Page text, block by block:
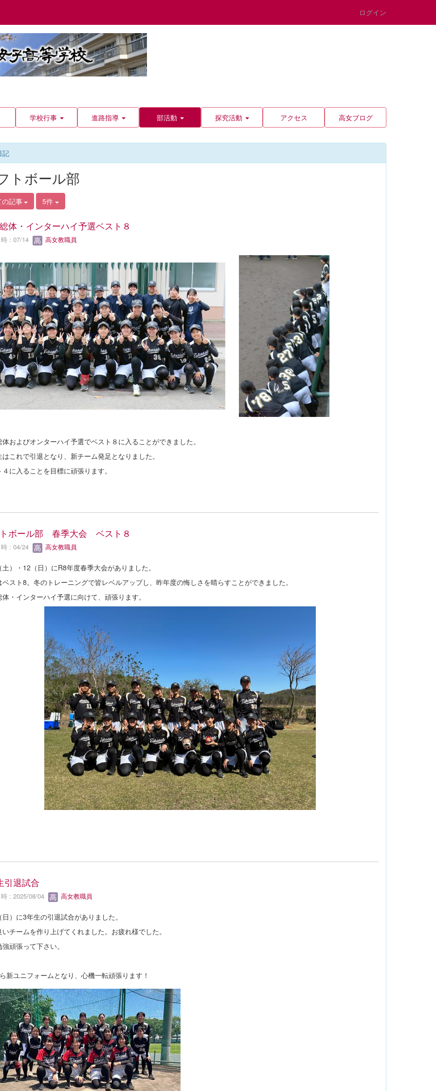
ログイン
学校行事 進路指導 部活動 探究活動 アクセス 高女ブログ
記
トボール部
記事 5件
体・インターハイ予選ベスト８
: 07/14 高女教職員
およびオンターハイ予選でベスト８に入ることができました。
これで引退となり、新チーム発足となりました。
に入ることを目標に頑張ります。
ボール部 春季大会 ベスト８
: 04/24 高女教職員
）・12（日）にR8年度春季大会がありました。
スト8。冬のトレーニングで皆レベルアップし、昨年度の悔しさを晴らすことができました。
・インターハイ予選に向けて、頑張ります。
引退試合
: 2025/08/04 高女教職員
）に3年生の引退試合がありました。
チームを作り上げてくれました。お疲れ様でした。
頑張って下さい。
新ユニフォームとなり、心機一転頑張ります！